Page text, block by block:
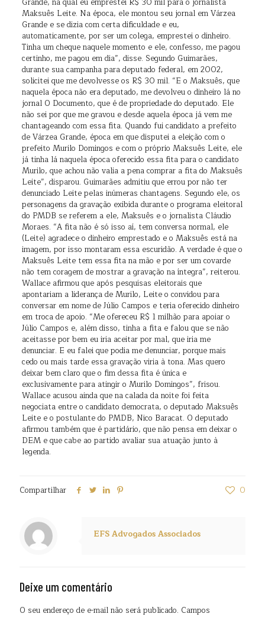
Maksuês Leite. Na época, ele montou seu jornal em Várzea
Grande e se dizia com certa dificuldade e eu,
automaticamente, por ser um colega, emprestei o dinheiro.
Tinha um cheque naquele momento e ele, confesso, me pagou
certinho, me pagou em dia”, disse. Segundo Guimarães,
durante sua campanha para deputado federal, em 2002,
solicitei que me devolvesse os R$ 30 mil. “E o Maksuês, que
naquela época não era deputado, me devolveu o dinheiro lá no
jornal O Documento, que é de propriedade do deputado. Ele
não sei por que me gravou e desde aquela época já vem me
chantageando com essa fita. Quando fui candidato a prefeito
de Várzea Grande, época em que disputei a eleição com o
prefeito Murilo Domingos e com o próprio Maksuês Leite, ele
já tinha lá naquela época oferecido essa fita para o candidato
Murilo, que achou não valia a pena comprar a fita do Maksuês
Leite”, disparou. Guimarães admitiu que errou por não ter
denunciado Leite pelas inúmeras chantagens. Segundo ele, os
personagens da gravação exibida durante o programa eleitoral
do PMDB se referem a ele, Maksuês e o jornalista Cláudio
Moraes. “A fita não é só isso aí, tem conversa normal, ele
(Leite) agradece o dinheiro emprestado e o Maksuês está na
imagem, por isso montaram essa escuridão. A verdade é que o
Maksuês Leite tem essa fita na mão e por ser um covarde
não tem coragem de mostrar a gravação na íntegra”, reiterou.
Wallace afirmou que após pesquisas eleitorais que
apontariam a liderança de Murilo, Leite o convidou para
conversar em nome de Júlio Campos e teria oferecido dinheiro
em troca de apoio. “Me ofereceu R$ 1 milhão para apoiar o
Júlio Campos e, além disso, tinha a fita e falou que se não
aceitasse por bem eu iria aceitar por mal, que iria me
denunciar. E eu falei que podia me denunciar, porque mais
cedo ou mais tarde essa gravação viria à tona. Mas quero
deixar bem claro que o fim dessa fita é única e
exclusivamente para atingir o Murilo Domingos”, frisou.
Wallace acusou ainda que na calada da noite foi feita
negociata entre o candidato democrata, o deputado Maksuês
Leite e o postulante do PMDB, Nico Baracat. O deputado
afirmou também que é partidário, que não pensa em deixar o
DEM e que cabe ao partido avaliar sua atuação junto à
legenda.
Compartilhar 0
EFS Advogados Associados
Deixe um comentário
O seu endereço de e-mail não será publicado. Campos